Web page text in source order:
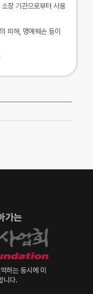
장 기관으로부터 사용
피해, 명예훼손 등이
가는
하는 동시에 미
니다.